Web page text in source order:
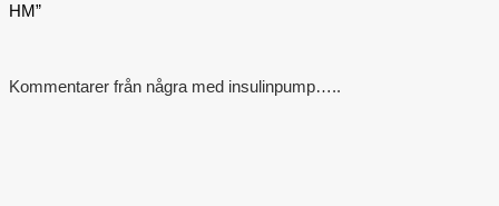
HM”
Kommentarer från några med insulinpump…..